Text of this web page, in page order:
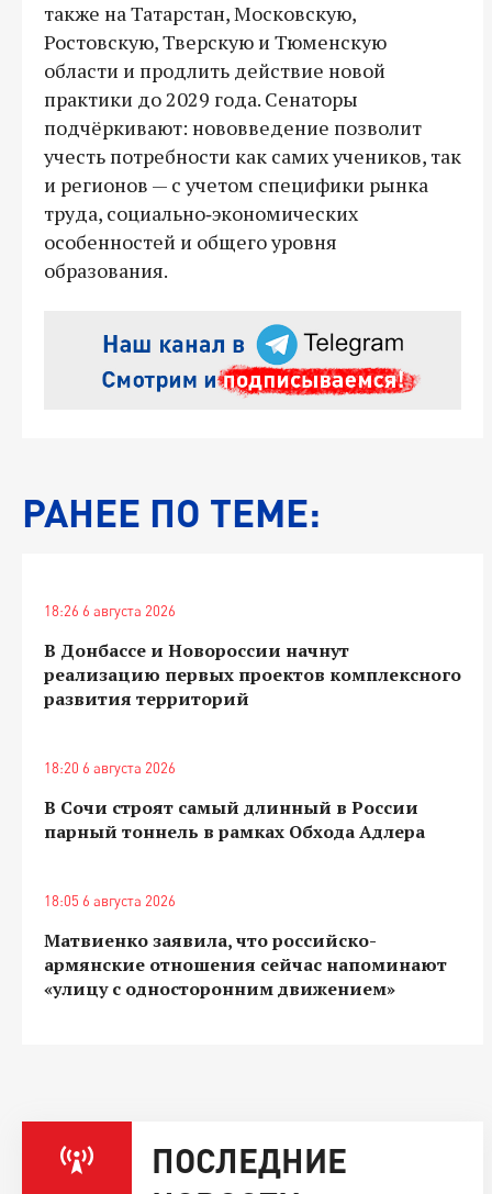
также на Татарстан, Московскую,
Ростовскую, Тверскую и Тюменскую
области и продлить действие новой
практики до 2029 года. Сенаторы
подчёркивают: нововведение позволит
учесть потребности как самих учеников, так
и регионов — с учетом специфики рынка
труда, социально‑экономических
особенностей и общего уровня
образования.
РАНЕЕ ПО ТЕМЕ:
18:26 6 августа 2026
В Донбассе и Новороссии начнут
реализацию первых проектов комплексного
развития территорий
18:20 6 августа 2026
В Сочи строят самый длинный в России
парный тоннель в рамках Обхода Адлера
18:05 6 августа 2026
Матвиенко заявила, что российско-
армянские отношения сейчас напоминают
«улицу с односторонним движением»
ПОСЛЕДНИЕ